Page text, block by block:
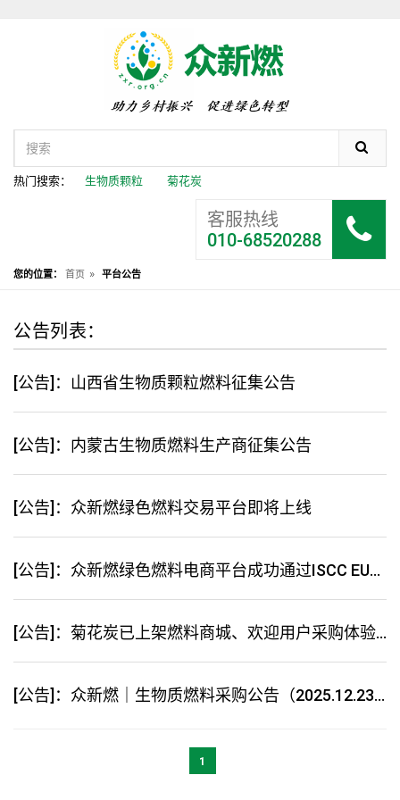
热门搜索： 生物质颗粒 菊花炭
客服热线
010-68520288
您的位置： 首页 » 平台公告
公告列表：
[公告]：山西省生物质颗粒燃料征集公告
[公告]：内蒙古生物质燃料生产商征集公告
[公告]：众新燃绿色燃料交易平台即将上线
[公告]：众新燃绿色燃料电商平台成功通过ISCC EU认证
[公告]：菊花炭已上架燃料商城、欢迎用户采购体验！
[公告]：众新燃｜生物质燃料采购公告（2025.12.23）
1